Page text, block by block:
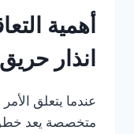
أهمية
انذار حريق Thorn في مصر
عندما يتعلق
متخصصة يعد